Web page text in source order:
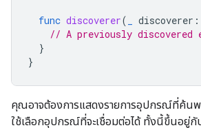
func discoverer( discoverer :
// A previously discovered
}
}
คุณอาจต้องการแสดงรายการอุปกรณ์ที่ค้น
ใช้เลือกอุปกรณ์ที่จะเชื่อมต่อได้ ทั้งนี้ขึ้นอยู่